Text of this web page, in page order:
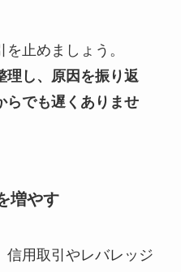
止めましょう。
理し、原因を振り返
らでも遅くありませ
増やす
信用取引やレバレッジ